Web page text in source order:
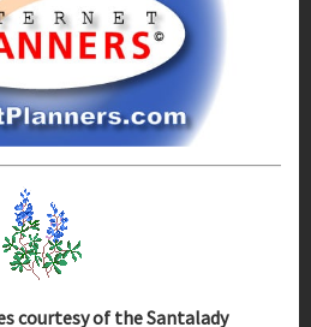
courtesy of the Santalady